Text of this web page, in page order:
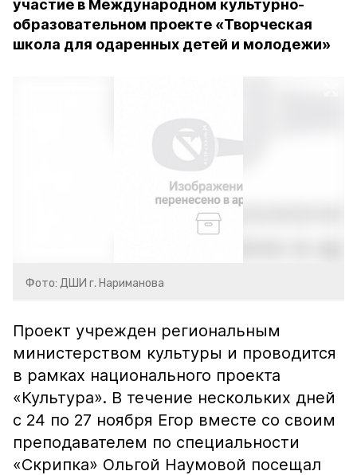
участие в Международном культурно-
образовательном проекте «Творческая
школа для одаренных детей и молодежи»
Фото: ДШИ г. Нариманова
Проект учрежден региональным
министерством культуры и проводится
в рамках национального проекта
«Культура». В течение нескольких дней
с 24 по 27 ноября Егор вместе со своим
преподавателем по специальности
«Скрипка» Ольгой Наумовой посещал